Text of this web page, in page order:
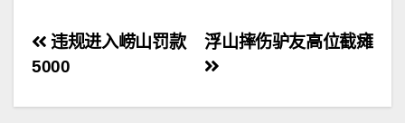
文
浮山摔伤驴友高位截瘫
违规进入崂山罚款
5000